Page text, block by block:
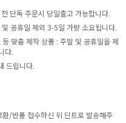
단독 주문시 당일출고 가능합니다.
공휴일 제외 3-5일 가량 소요됩니다.
맞춤 제작 상품 : 주말 및 공휴일을 제
다.
드립니다.
/반품 접수하신 뒤 딘트로 발송해주